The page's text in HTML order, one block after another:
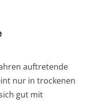
auftretende
nur in trockenen
gut mit